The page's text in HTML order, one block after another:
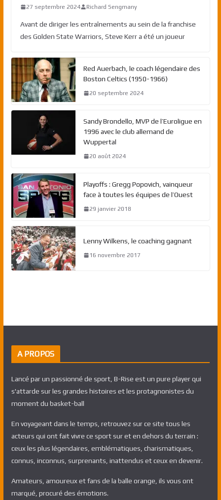
27 septembre 2024 Richard Sengmany
Avant de diriger les entraînements au sein de la franchise
des Golden State Warriors, Steve Kerr a été un joueur
Red Auerbach, le coach légendaire des
Boston Celtics (1950-1966)
20 septembre 2024
Sandy Brondello, MVP de l’Euroligue en
1996 avec le club allemand de
Wuppertal
20 août 2024
Playoffs : Gregg Popovich, vainqueur
face à toutes les équipes de l’Ouest
29 janvier 2018
Lenny Wilkens, le coaching gagnant
16 novembre 2017
A PROPOS
Lancé par un passionné de sport, B-Rise est un pure player qui
s'attarde sur les grandes histoires et les protagnonistes du
moment du basket-ball
En voyageant dans le temps, retrouvez sur ce site tous les
acteurs qui ont fait vivre ce sport sur et en dehors du terrain :
ceux les plus légendaires, emblématiques, charismatiques,
connus, inconnus, surprenants, inattendus et ceux en devenir.
Amateurs, amoureux et fans de la balle orange, ils vous ont
marqué, procuré des émotions.